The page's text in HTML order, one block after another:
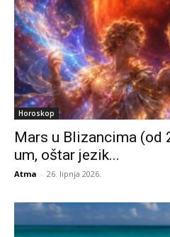
Horoskop
Mars u Blizancima (od
um, oštar jezik...
Atma - 26. lipnja 2026.